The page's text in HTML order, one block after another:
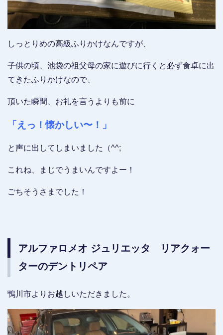
しっとりめの高級ふりかけなんですが、
子供の頃、池袋の祖父母の家に遊びに行くと必ず食卓に出
てきたふりかけなので、
頂いた瞬間、お礼を言うよりも前に
「えっ！懐かしい〜！」
と声に出してしまいました（^^;
これね、まじでうまいんですよー！
ごちそうさまでした！
アルファロメオ ジュリエッタ リアクォー
ターのデントリペア
鴨川市よりお越しいただきました。